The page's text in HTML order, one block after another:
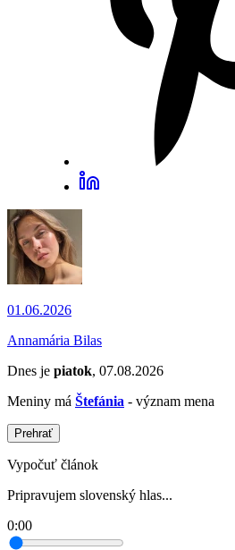
01.06.2026
Annamária Bilas
Dnes je piatok, 07.08.2026
Meniny má Štefánia - význam mena
Prehrať
Vypočuť článok
Pripravujem slovenský hlas...
0:00